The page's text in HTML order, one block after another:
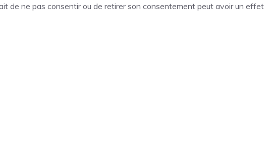
de ne pas consentir ou de retirer son consentement peut avoir un effet